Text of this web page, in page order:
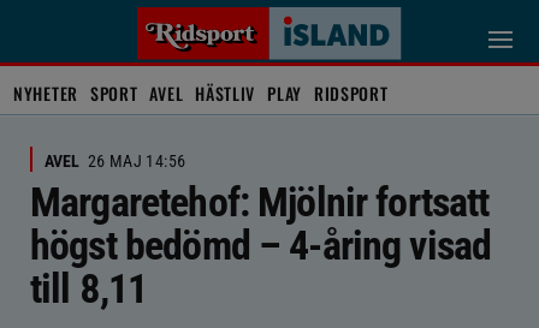
NYHETER SPORT AVEL HÄSTLIV PLAY RIDSPORT
AVEL 26 MAJ 14:56
Margaretehof: Mjölnir fortsatt
högst bedömd – 4-åring visad
till 8,11